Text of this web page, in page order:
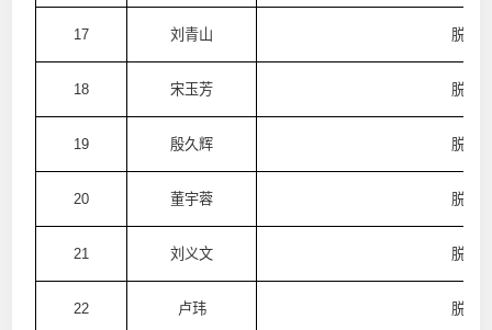
17 刘青山 脱普
18 宋玉芳 脱普
19 殷久辉 脱普
20 董宇蓉 脱普
21 刘义文 脱普
22 卢玮 脱普